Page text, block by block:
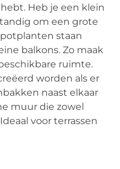
Heb je een klein
om een grote
staan
balkons. Zo maak
ruimte.
worden als er
naast elkaar
muur die zowel
voor terrassen